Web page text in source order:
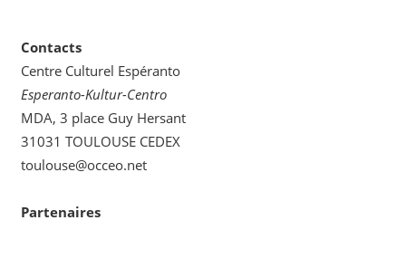
Contacts
Centre Culturel Espéranto
Esperanto-Kultur-Centro
MDA, 3 place Guy Hersant
31031 TOULOUSE CEDEX
toulouse@occeo.net
Partenaires